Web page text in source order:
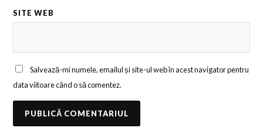
SITE WEB
Salvează-mi numele, emailul și site-ul web în acest navigator pentru
data viitoare când o să comentez.